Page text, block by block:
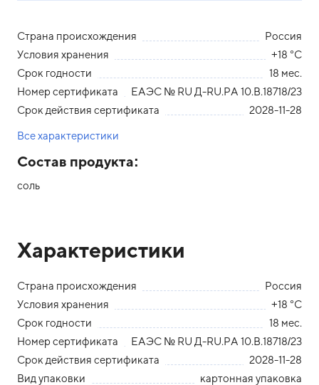
Страна происхождения
Россия
Условия хранения
+18 °С
Срок годности
18 мес.
Номер сертификата
ЕАЭС № RU Д-RU.РА 10.В.18718/23
Срок действия сертификата
2028-11-28
Все характеристики
Состав продукта:
соль
Характеристики
Страна происхождения
Россия
Условия хранения
+18 °С
Срок годности
18 мес.
Номер сертификата
ЕАЭС № RU Д-RU.РА 10.В.18718/23
Срок действия сертификата
2028-11-28
Вид упаковки
картонная упаковка